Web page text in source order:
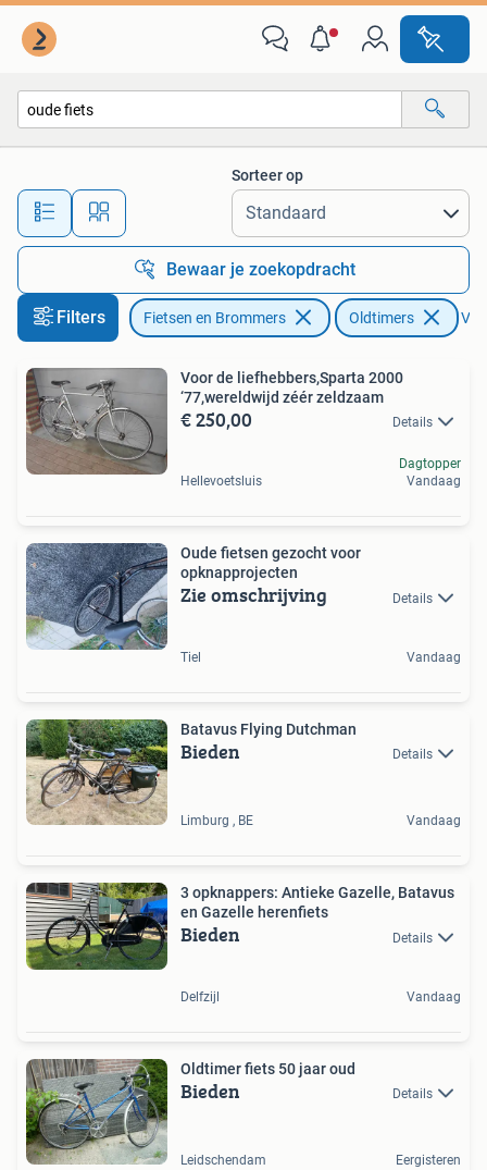
Alle afstanden…
Sorteer op
Bewaar je zoekopdracht
Filters Fietsen en Brommers Oldtimers
Voor de liefhebbers,Sparta 2000
‘77,wereldwijd zéér zeldzaam
€ 250,00 Details
Hellevoetsluis
Dagtopper
Vandaag
Oude fietsen gezocht voor
opknapprojecten
Zie omschrijving Details
Tiel Vandaag
Batavus Flying Dutchman
Bieden Details
Limburg , BE Vandaag
3 opknappers: Antieke Gazelle, Batavus
en Gazelle herenfiets
Bieden Details
Delfzijl Vandaag
Oldtimer fiets 50 jaar oud
Bieden Details
Leidschendam Eergisteren